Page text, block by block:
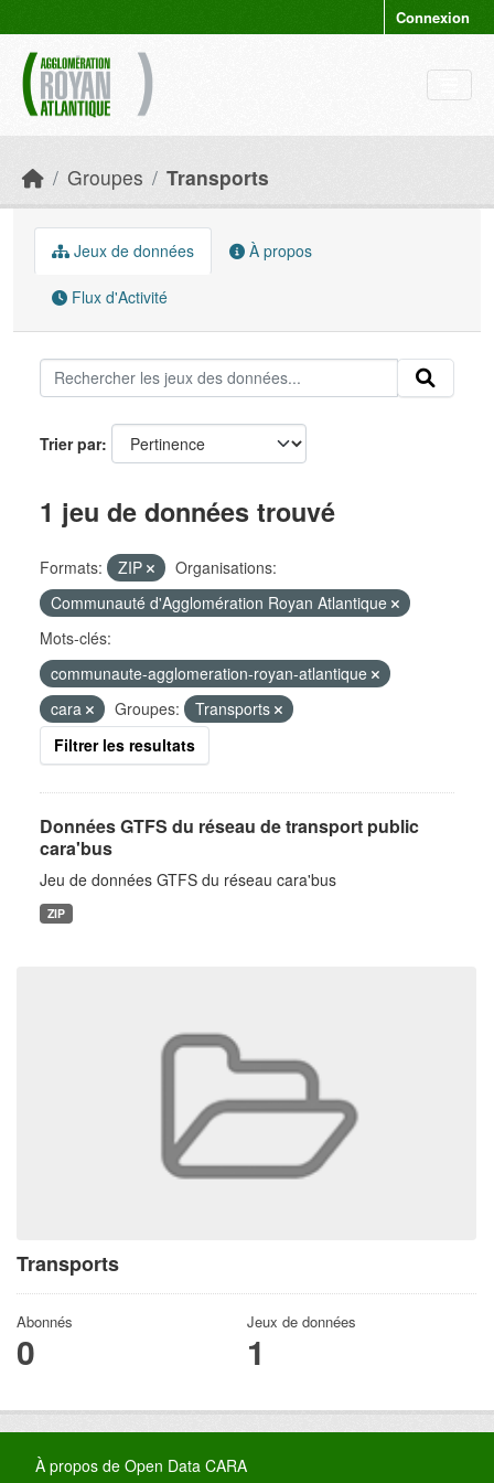
Connexion
Groupes Transports
Transports
Abonnés
0
Jeux de données
1
Jeux de données À propos
Flux d'Activité
Trier par
1 jeu de données trouvé
Formats: ZIP
Organisations:
Communauté d'Agglomération Royan Atlantique
Mots-clés:
communaute-agglomeration-royan-atlantique
cara
Groupes:
Transports
Filtrer les resultats
Données GTFS du réseau de transport public
cara'bus
Jeu de données GTFS du réseau cara'bus
ZIP
À propos de Open Data CARA